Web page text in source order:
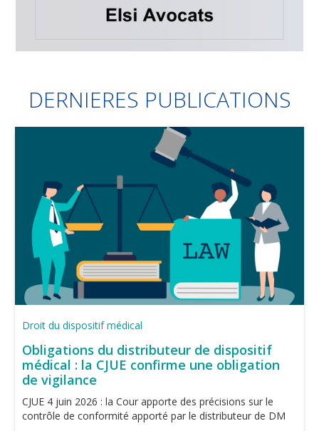
DERNIERES PUBLICATIONS
Droit du dispositif médical
Obligations du distributeur de dispositif
médical : la CJUE confirme une obligation
de vigilance
CJUE 4 juin 2026 : la Cour apporte des précisions sur le
contrôle de conformité apporté par le distributeur de DM